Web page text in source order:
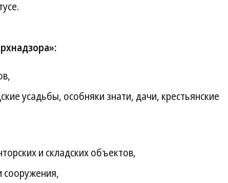
усадьбы, особняки знати, дачи, крестьянские
и складских объектов,
сооружения,